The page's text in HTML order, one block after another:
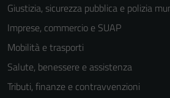
Giustizia, sicurezza pubblica e polizia
Imprese, commercio e SUAP
Mobilità e trasporti
Salute, benessere e assistenza
Tributi, finanze e contravvenzioni